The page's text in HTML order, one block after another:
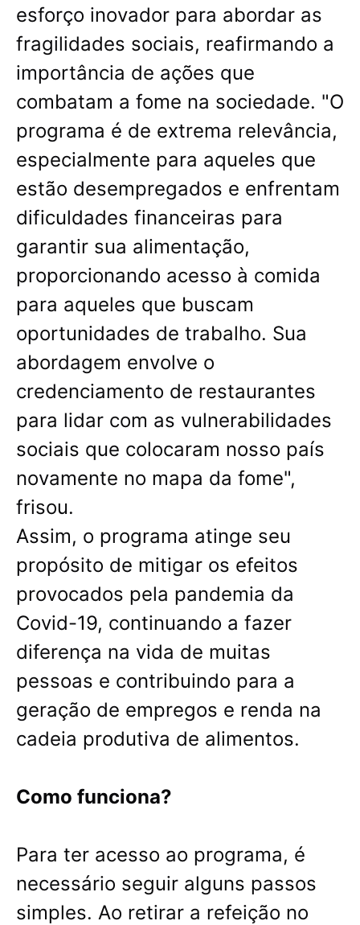
esforço inovador para abordar as
fragilidades sociais, reafirmando a
importância de ações que
combatam a fome na sociedade. "O
programa é de extrema relevância,
especialmente para aqueles que
estão desempregados e enfrentam
dificuldades financeiras para
garantir sua alimentação,
proporcionando acesso à comida
para aqueles que buscam
oportunidades de trabalho. Sua
abordagem envolve o
credenciamento de restaurantes
para lidar com as vulnerabilidades
sociais que colocaram nosso país
novamente no mapa da fome",
frisou.
Assim, o programa atinge seu
propósito de mitigar os efeitos
provocados pela pandemia da
Covid-19, continuando a fazer
diferença na vida de muitas
pessoas e contribuindo para a
geração de empregos e renda na
cadeia produtiva de alimentos.
Como funciona?
Para ter acesso ao programa, é
necessário seguir alguns passos
simples. Ao retirar a refeição no